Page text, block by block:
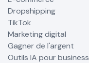
Dropshipping
TikTok
Marketing digital
Gagner de l'argent
Outils IA pour business